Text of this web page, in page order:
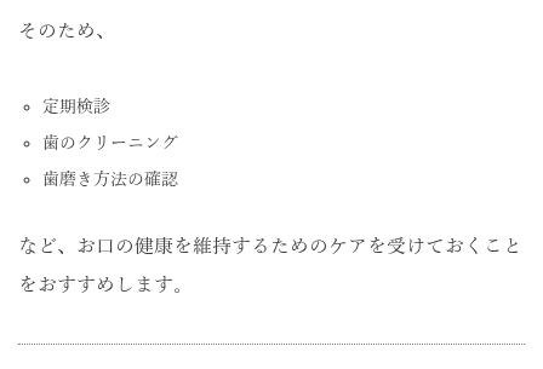
そのため、
定期検診
歯のクリーニング
歯磨き方法の確認
など、お口の健康を維持するためのケアを受けておくこと
をおすすめします。